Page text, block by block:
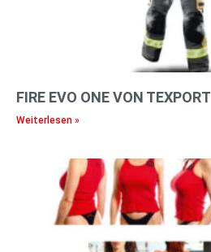
FIRE EVO ONE VON TEXPORT
Weiterlesen »